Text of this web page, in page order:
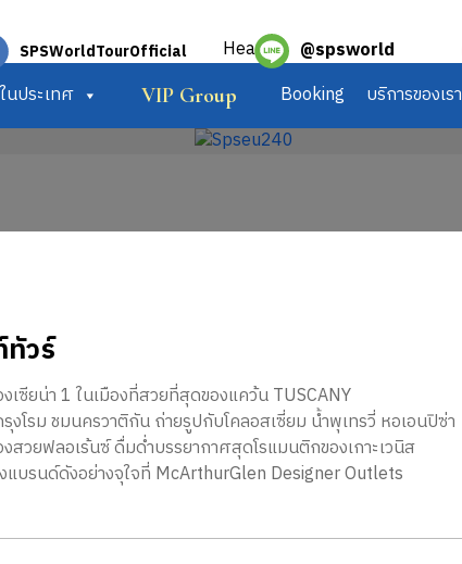
SPSWorldTourOfficial @spsworld
นประเทศ VIP Group Booking บริการของเรา
ทัวร์
เซียน่า 1 ในเมืองที่สวยที่สุดของแคว้น TUSCANY
รุงโรม ชมนครวาติกัน ถ่ายรูปกับโคลอสเซี่ยม น้ำพุเทรวี่ หอเอนปิซ่า
สวยฟลอเร้นซ์ ดื่มด่ำบรรยากาศสุดโรแมนติกของเกาะเวนิส
แบรนด์ดังอย่างจุใจที่ McArthurGlen Designer Outlets